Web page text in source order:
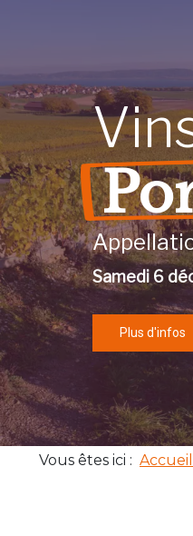
Samedi 6
Plus d'infos
Vous êtes ici : Accueil